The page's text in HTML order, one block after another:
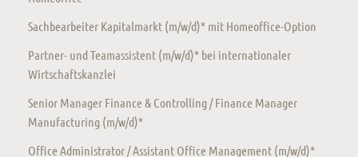
Sachbearbeiter Kapitalmarkt (m/w/d)* mit Homeoffice-Option
Partner- und Teamassistent (m/w/d)* bei internationaler
Wirtschaftskanzlei
Senior Manager Finance & Controlling / Finance Manager
Manufacturing (m/w/d)*
Office Administrator / Assistant Office Management (m/w/d)*